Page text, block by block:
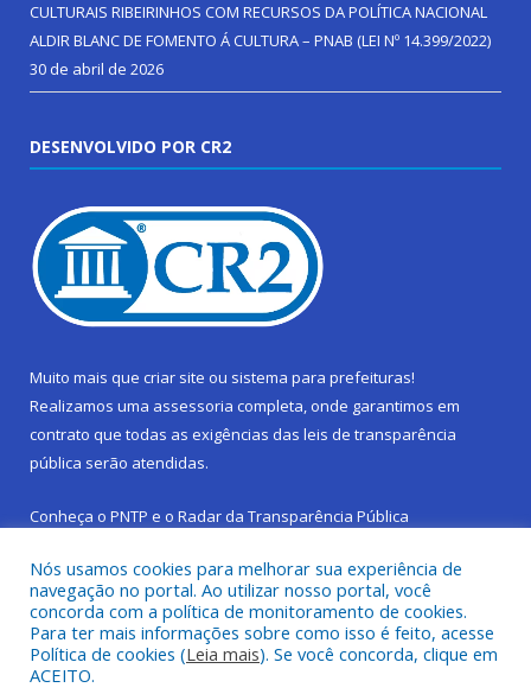
CULTURAIS RIBEIRINHOS COM RECURSOS DA POLÍTICA NACIONAL
ALDIR BLANC DE FOMENTO Á CULTURA – PNAB (LEI Nº 14.399/2022)
30 de abril de 2026
DESENVOLVIDO POR CR2
Muito mais que criar site ou sistema para prefeituras!
Realizamos uma assessoria completa, onde garantimos em
contrato que todas as exigências das leis de transparência
pública serão atendidas.
Conheça o PNTP e o Radar da Transparência Pública
Todos os direitos reservados a Prefeitura Municipal de São
Sebastião da Boa Vista.
Nós usamos cookies para melhorar sua experiência de
navegação no portal. Ao utilizar nosso portal, você
concorda com a política de monitoramento de cookies.
Para ter mais informações sobre como isso é feito, acesse
Política de cookies (Leia mais). Se você concorda, clique em
ACEITO.